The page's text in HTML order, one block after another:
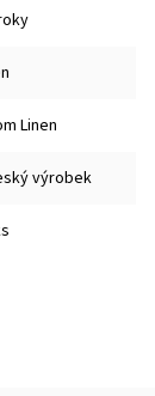
Linen
výrobek